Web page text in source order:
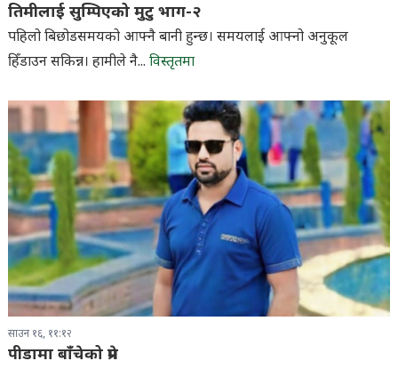
तिमीलाई सुम्पिएको मुटु भाग-२
पहिलो बिछोडसमयको आफ्नै बानी हुन्छ। समयलाई आफ्नो अनुकूल
हिँडाउन सकिन्न। हामीले नै... विस्तृतमा
साउन १६, ११:१२
पीडामा बाँचेको प्रेम